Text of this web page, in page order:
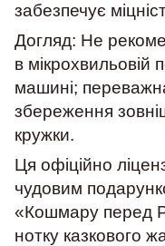
забезпечує
Догляд: Не
в мікрохвильовій
машині;
збереження
кружки.
Ця офіційно
чудовим
«Кошмару перед
нотку казкового